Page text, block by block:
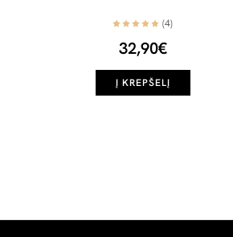
(4)
32,90€
Į KREPŠELĮ